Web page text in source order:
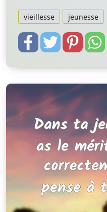
vieillesse jeunesse